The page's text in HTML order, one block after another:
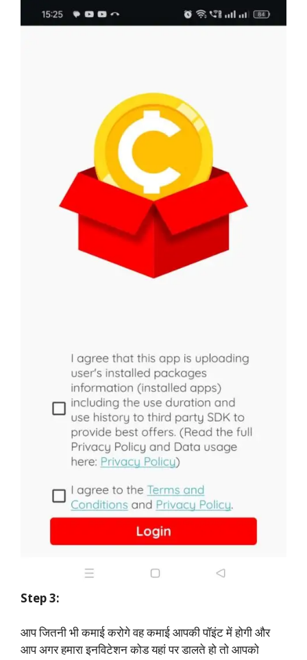
Step 3:
आप जितनी भी कमाई करोगे वह कमाई आपकी पॉइंट में होगी और
आप अगर हमारा इनविटेशन कोड यहां पर डालते हो तो आपको